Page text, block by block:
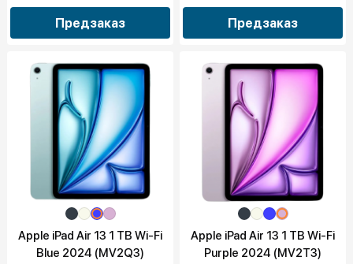
Предзаказ Предзаказ
Apple iPad Air 13 1 TB Wi-Fi
Blue 2024 (MV2Q3)
Apple iPad Air 13 1 TB Wi-Fi
Purple 2024 (MV2T3)